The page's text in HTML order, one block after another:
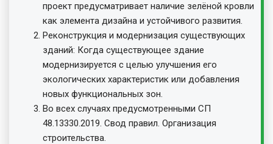
проект предусматривает наличие зелёной кровли
как элемента дизайна и устойчивого развития.
Реконструкция и модернизация существующих
зданий: Когда существующее здание
модернизируется с целью улучшения его
экологических характеристик или добавления
новых функциональных зон.
Во всех случаях предусмотренными СП
48.13330.2019. Свод правил. Организация
строительства.